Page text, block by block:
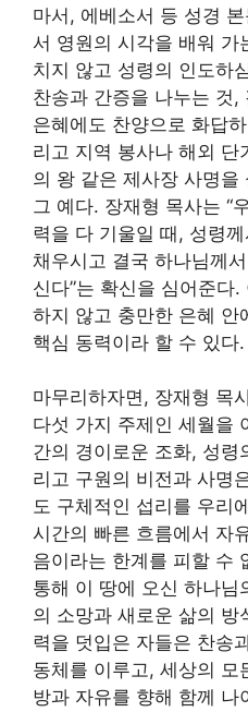
마서, 에베소서 등 성경
서 영원의 시각을 배워 가
치지 않고 성령의 인도하
찬송과 간증을 나누는 것,
은혜에도 찬양으로 화답
리고 지역 봉사나 해외 단
의 왕 같은 제사장 사명을
그 예다. 장재형 목사는 “
력을 다 기울일 때, 성령
채우시고 결국 하나님께
신다”는 확신을 심어준다
하지 않고 충만한 은혜 안
핵심 동력이라 할 수 있다.
마무리하자면, 장재형 목
다섯 가지 주제인 세월을
간의 경이로운 조화, 성령
리고 구원의 비전과 사명
도 구체적인 섭리를 우리
시간의 빠른 흐름에서 자
음이라는 한계를 피할 수
통해 이 땅에 오신 하나님
의 소망과 새로운 삶의 방
력을 덧입은 자들은 찬송
동체를 이루고, 세상의 모
방과 자유를 향해 함께